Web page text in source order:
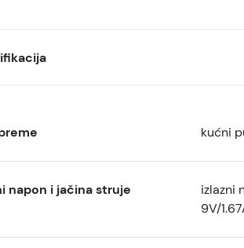
kućni
napon i jačina struje
izlazni
9V/